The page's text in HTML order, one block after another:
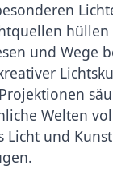
und Wege
Welten
Licht und